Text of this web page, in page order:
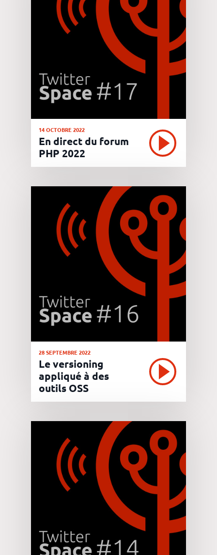
14 OCTOBRE 2022
En direct du forum
PHP 2022
28 SEPTEMBRE 2022
Le versioning
appliqué à des
outils OSS